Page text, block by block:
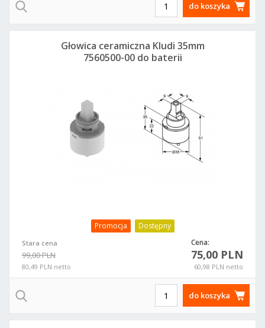
do koszyka
Promocja Dostępny
Stara cena
99,00 PLN
80,49 PLN netto
Cena:
75,00 PLN
60,98 PLN netto
Głowica ceramiczna Kludi 35mm
7560500-00 do baterii
do koszyka